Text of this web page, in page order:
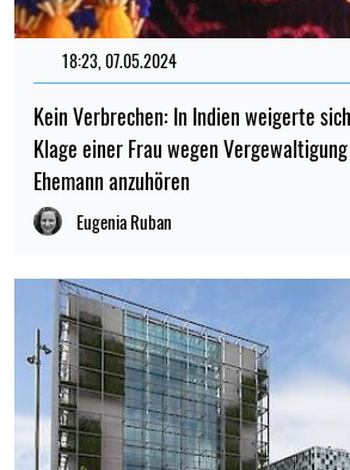
18:23, 07.05.2024
Kein Verbrechen: In Indien weigerte
Klage einer Frau wegen
Ehemann anzuhören
Eugenia Ruban